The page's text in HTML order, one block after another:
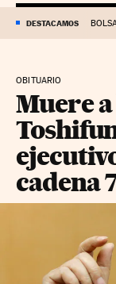
DESTACAMOS
OBITUARIO
Muere a
cadena